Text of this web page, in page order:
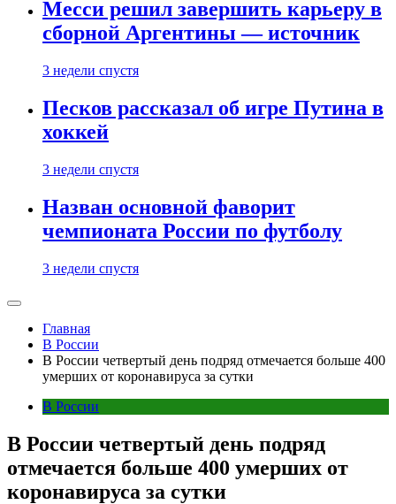
Месси решил завершить карьеру в
сборной Аргентины — источник
3 недели спустя
Песков рассказал об игре Путина в
хоккей
3 недели спустя
Назван основной фаворит
чемпионата России по футболу
3 недели спустя
Главная
В России
В России четвертый день подряд отмечается больше 400
умерших от коронавируса за сутки
В России
В России четвертый день подряд
отмечается больше 400 умерших от
коронавируса за сутки